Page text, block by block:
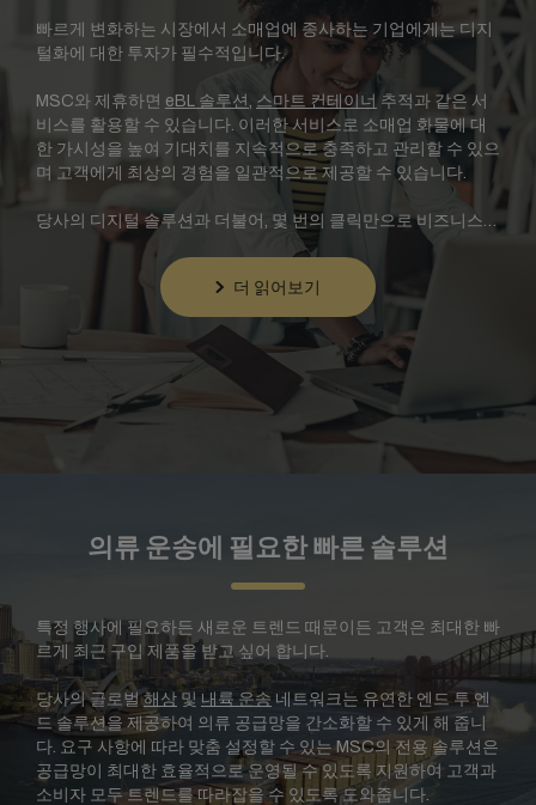
빠르게 변화하는 시장에서 소매업에 종사하는 기업에게는 디지
털화에 대한 투자가 필수적입니다.
MSC와 제휴하면 eBL 솔루션, 스마트 컨테이너 추적과 같은 서
비스를 활용할 수 있습니다. 이러한 서비스로 소매업 화물에 대
한 가시성을 높여 기대치를 지속적으로 충족하고 관리할 수 있으
며 고객에게 최상의 경험을 일관적으로 제공할 수 있습니다.
당사의 디지털 솔루션과 더불어, 몇 번의 클릭만으로 비즈니스
거래를 완료할 수 있는 e비즈니스 플랫폼 myMSC를 통해 운송
과정을 간소화하고 최적화할 수도 있습니다.
더 읽어보기
의류 운송에 필요한 빠른 솔루션
특정 행사에 필요하든 새로운 트렌드 때문이든 고객은 최대한 빠
르게 최근 구입 제품을 받고 싶어 합니다.
당사의 글로벌해상 및 내륙 운송 네트워크는 유연한 엔드 투 엔
드 솔루션을 제공하여 의류 공급망을 간소화할 수 있게 해 줍니
다. 요구 사항에 따라 맞춤 설정할 수 있는 MSC의 전용 솔루션은
공급망이 최대한 효율적으로 운영될 수 있도록 지원하여 고객과
소비자 모두 트렌드를 따라잡을 수 있도록 도와줍니다.